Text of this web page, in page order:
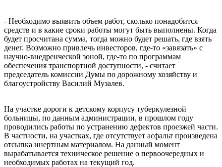
- Необходимо выявить объем работ, сколько понадобится
средств и в какие сроки работы могут быть выполнены. Когда
будет просчитана сумма, тогда можно будет решать, где взять
денег. Возможно привлечь инвесторов, где-то «завязать» с
научно-внедренческой зоной, где-то по программам
обеспечения транспортной доступности, - считает
председатель комиссии Думы по дорожному хозяйству и
благоустройству Василий Музалев.
На участке дороги к детскому корпусу туберкулезной
больницы, по данным администрации, в прошлом году
проводились работы по устранению дефектов проезжей части.
В частности, на участках, где отсутствует асфальт произведена
отсыпка инертным материалом. На данный момент
вырабатывается техническое решение о первоочередных и
необходимых работах на текущий год.